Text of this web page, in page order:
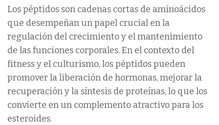
Los péptidos son cadenas cortas de aminoácidos
que desempeñan un papel crucial en la
regulación del crecimiento y el mantenimiento
de las funciones corporales. En el contexto del
fitness y el culturismo, los péptidos pueden
promover la liberación de hormonas, mejorar la
recuperación y la síntesis de proteínas, lo que los
convierte en un complemento atractivo para los
esteroides.